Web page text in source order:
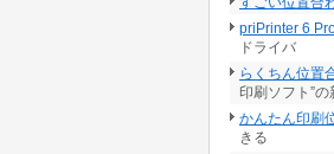
priPrinter 6
ドライバ
らくちん位置
印刷ソフト”
かんたん印刷
きる